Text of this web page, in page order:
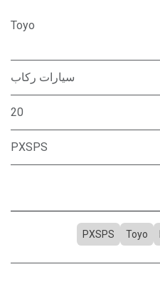
Toyo
سيارات ركاب
20
PXSPS
Toyo
PXSPS